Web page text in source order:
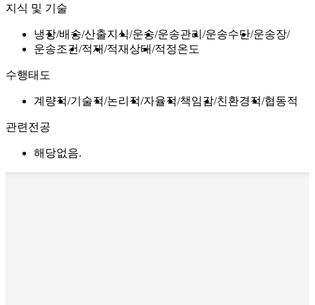
지식 및 기술
냉장 배송 산출지식 운송 운송관리 운송수단 운송장
운송조건 적재 적재상태 적정온도
수행태도
계량적 기술적 논리적 자율적 책임감 친환경적 협동적
관련전공
해당없음.